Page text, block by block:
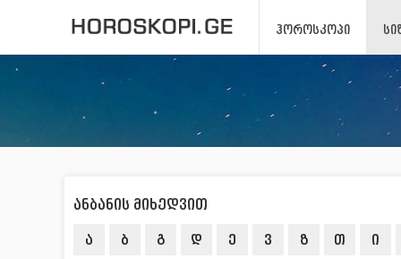
ᲰᲝᲠᲝᲡᲙᲝᲞᲘ
ანბანის მიხედვით
ა ბ გ დ ე ვ ზ თ ი